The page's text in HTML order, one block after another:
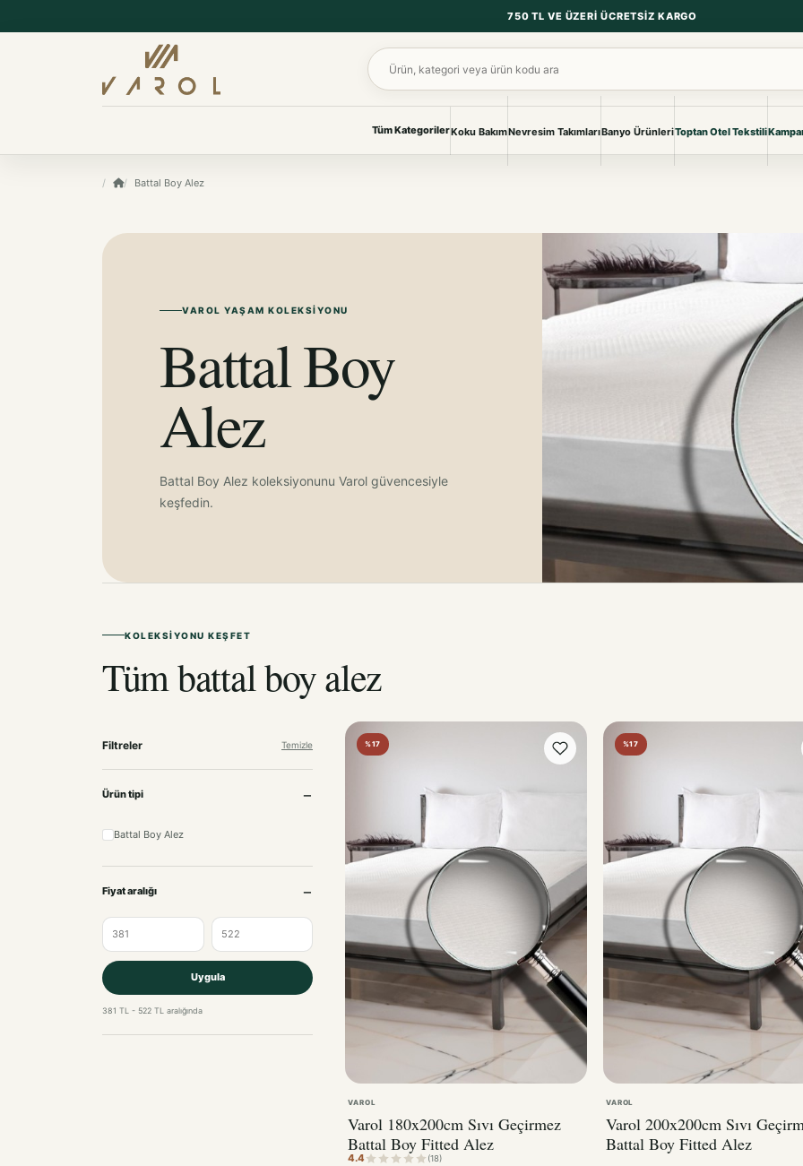
750 TL VE ÜZERI ÜCRETSIZ KARGO
Ürün ara
Tüm Kategoriler
özenle seçildi.
koleksiyona kolayca ulaşın.
TÜM KOLEKSIYONLARI GÖR
Bebek Ürünleri
Koku BakımNevresim TakımlarıBanyo ÜrünleriToptan Otel Tekstili
Battal Boy Alez
VAROL YAŞAM KOLEKSIYONU
Battal Boy
Alez
Battal Boy Alez koleksiyonunu Varol güvencesiyle
keşfedin.
KOLEKSIYONU KEŞFET
Tüm battal boy alez
Filtreler Temizle
Ürün tipi
Battal Boy Alez
Fiyat aralığı
Uygula
381 TL - 522 TL aralığında
%17
VAROL
Varol 180x200cm Sıvı Geçirmez
Battal Boy Fitted Alez
4.4 (18)
%17
VAROL
Varol 200x200cm Sıvı
Battal Boy Fitted Alez